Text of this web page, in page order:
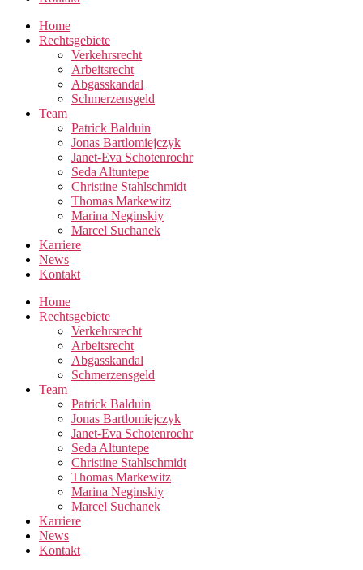
Home
Rechtsgebiete
Verkehrsrecht
Arbeitsrecht
Abgasskandal
Schmerzensgeld
Team
Patrick Balduin
Jonas Bartlomiejczyk
Janet-Eva Schotenroehr
Seda Altuntepe
Christine Stahlschmidt
Thomas Markewitz
Marina Neginskiy
Marcel Suchanek
Karriere
News
Kontakt
Home
Rechtsgebiete
Verkehrsrecht
Arbeitsrecht
Abgasskandal
Schmerzensgeld
Team
Patrick Balduin
Jonas Bartlomiejczyk
Janet-Eva Schotenroehr
Seda Altuntepe
Christine Stahlschmidt
Thomas Markewitz
Marina Neginskiy
Marcel Suchanek
Karriere
News
Kontakt